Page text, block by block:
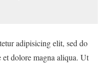
adipisicing elit, sed do
dolore magna aliqua. Ut